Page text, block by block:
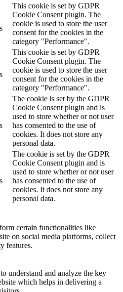
This cookie is set by GDPR
Cookie Consent plugin. The
cookie is used to store the user
consent for the cookies in the
category "Performance".
This cookie is set by GDPR
Cookie Consent plugin. The
cookie is used to store the user
consent for the cookies in the
category "Performance".
The cookie is set by the GDPR
Cookie Consent plugin and is
used to store whether or not user
has consented to the use of
cookies. It does not store any
personal data.
The cookie is set by the GDPR
Cookie Consent plugin and is
used to store whether or not user
has consented to the use of
cookies. It does not store any
personal data.
certain functionalities like
on social media platforms, collect
features.
understand and analyze the key
which helps in delivering a